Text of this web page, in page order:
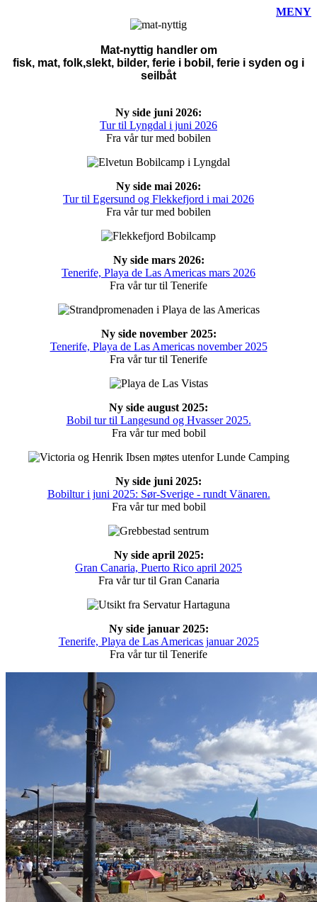
MENY
Mat-nyttig handler om
fisk, mat, folk,slekt, bilder, ferie i bobil, ferie i syden og i
seilbåt
Ny side juni 2026:
Tur til Lyngdal i juni 2026
Fra vår tur med bobilen
Ny side mai 2026:
Tur til Egersund og Flekkefjord i mai 2026
Fra vår tur med bobilen
Ny side mars 2026:
Tenerife, Playa de Las Americas mars 2026
Fra vår tur til Tenerife
Ny side november 2025:
Tenerife, Playa de Las Americas november 2025
Fra vår tur til Tenerife
Ny side august 2025:
Bobil tur til Langesund og Hvasser 2025.
Fra vår tur med bobil
Ny side juni 2025:
Bobiltur i juni 2025: Sør-Sverige - rundt Vänaren.
Fra vår tur med bobil
Ny side april 2025:
Gran Canaria, Puerto Rico april 2025
Fra vår tur til Gran Canaria
Ny side januar 2025:
Tenerife, Playa de Las Americas januar 2025
Fra vår tur til Tenerife